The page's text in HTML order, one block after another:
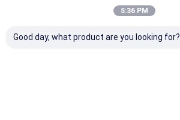
5:36 PM
Good day, what product are you looking for?